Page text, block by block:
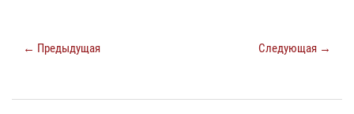
← Предыдущая Следующая →